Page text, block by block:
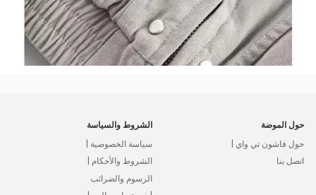
حول الموضة
حول فاشون تي واي |
اتصل بنا
الشروط والسياسة
سياسة الخصوصية |
الشروط والأحكام |
الرسوم والضرائب